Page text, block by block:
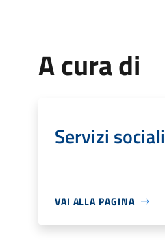
A cura di
Servizi sociali
VAI ALLA PAGINA